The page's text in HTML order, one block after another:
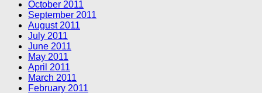
October 2011
September 2011
August 2011
July 2011
June 2011
May 2011
April 2011
March 2011
February 2011